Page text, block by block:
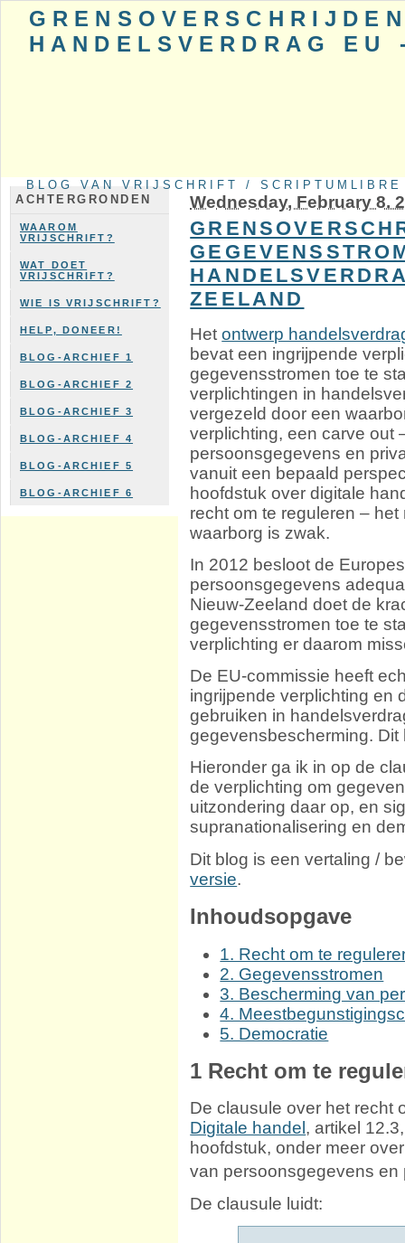
HANDELSVERDRAG
BLOG VAN VRIJSCHRIFT / SCRIPTUMLIBRE
ACHTERGRONDEN
WAAROM
VRIJSCHRIFT?
WAT DOET
VRIJSCHRIFT?
WIE IS VRIJSCHRIFT?
HELP, DONEER!
BLOG-ARCHIEF 1
BLOG-ARCHIEF 2
BLOG-ARCHIEF 3
BLOG-ARCHIEF 4
BLOG-ARCHIEF 5
BLOG-ARCHIEF 6
Wednesday, February 8.
ZEELAND
Hetontwerp
bevat een ingrijpende
gegevensstromen toe te
verplichtingen in
vergezeld door een
verplichting, een carve out
persoonsgegevens en
vanuit een bepaald
hoofdstuk over digitale
recht om te reguleren –
waarborg is zwak.
In 2012 besloot de
persoonsgegevens
Nieuw-Zeeland doet de
gegevensstromen toe te
verplichting er daarom
De EU-commissie heeft
ingrijpende verplichting en
gebruiken in
gegevensbescherming. Dit
Hieronder ga ik in op de
de verplichting om
uitzondering daar op, en
supranationalisering en
Dit blog is een vertaling /
versie.
Inhoudsopgave
1. Recht om te
2. Gegevensstromen
3. Bescherming van
4.
5. Democratie
1 Recht om te
De clausule over het recht
Digitale handel , artikel
hoofdstuk, onder meer
van persoonsgegevens
De clausule luidt: